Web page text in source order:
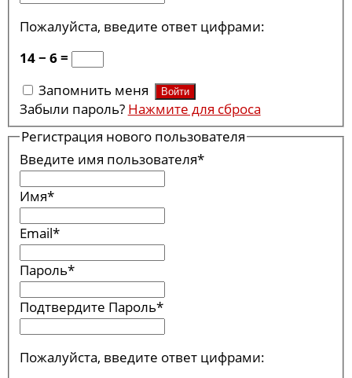
Пожалуйста, введите ответ цифрами:
14 − 6 =
Запомнить меня
Забыли пароль? Нажмите для сброса
Регистрация нового пользователя
Введите имя пользователя*
Имя*
Email*
Пароль*
Подтвердите Пароль*
Пожалуйста, введите ответ цифрами: